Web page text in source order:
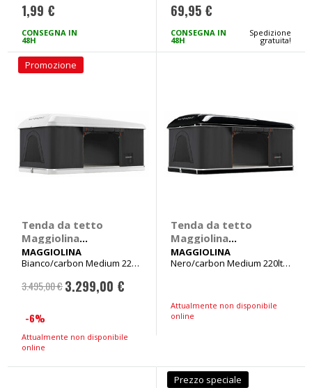
1,99 €
CONSEGNA IN
48H
69,95 €
CONSEGNA IN
48H
Spedizione
gratuita!
Promozione
Tenda da tetto
Maggiolina
Airlander Plus -
MAGGIOLINA
MAGGIOLINA
Bianco/carbon Medium 220lt
3.495,00 € Prezzo
3.299,00 €
-6%
Attualmente non disponibile
online
Tenda da tetto
Maggiolina
Airlander Plus -
MAGGIOLINA
MAGGIOLINA
Nero/carbon Medium 220lt
Attualmente non disponibile
online
Prezzo speciale